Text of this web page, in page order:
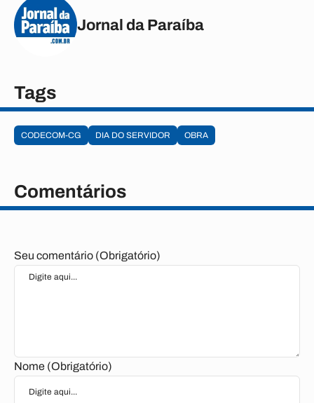
Jornal da Paraíba
Tags
CODECOM-CG DIA DO SERVIDOR OBRA
Comentários
Seu comentário (Obrigatório)
Nome (Obrigatório)